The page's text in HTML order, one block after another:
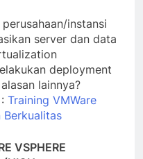
instansi
server dan data
deployment
lainnya?
Training VMWare
Berkualitas
VSPHERE